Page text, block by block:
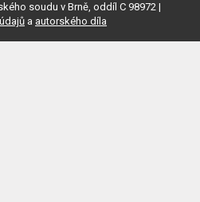
soudu v Brně, oddíl C 98972 |
a autorského díla